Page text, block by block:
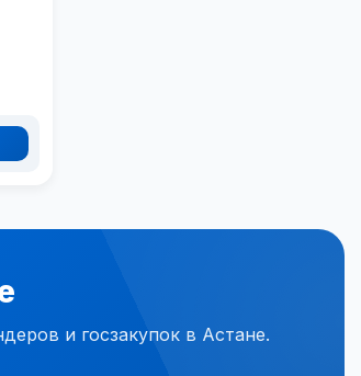
и госзакупок в Астане.